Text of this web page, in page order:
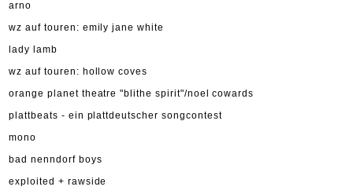
arno
wz auf touren: emily jane white
lady lamb
wz auf touren: hollow coves
orange planet theatre "blithe spirit"/noel cowards
plattbeats - ein plattdeutscher songcontest
mono
bad nenndorf boys
exploited + rawside